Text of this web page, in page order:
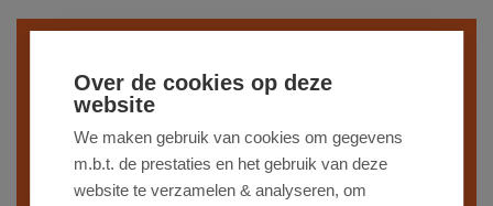
pand,schrijf je dan in
op onze nieuwsbrief
en blijf op de hoogte van onsrecentste
aanbod.
Over de cookies op deze
website
We maken gebruik van cookies om gegevens
m.b.t. de prestaties en het gebruik van deze
website te verzamelen & analyseren, om